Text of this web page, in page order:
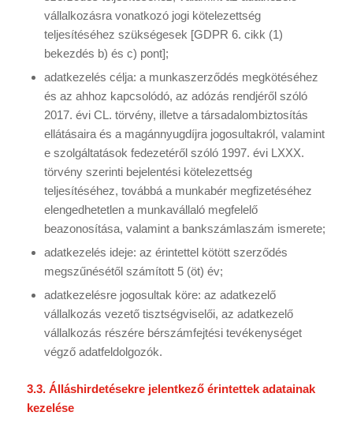
vállalkozásra vonatkozó jogi kötelezettség
teljesítéséhez szükségesek [GDPR 6. cikk (1)
bekezdés b) és c) pont];
adatkezelés célja: a munkaszerződés megkötéséhez
és az ahhoz kapcsolódó, az adózás rendjéről szóló
2017. évi CL. törvény, illetve a társadalombiztosítás
ellátásaira és a magánnyugdíjra jogosultakról, valamint
e szolgáltatások fedezetéről szóló 1997. évi LXXX.
törvény szerinti bejelentési kötelezettség
teljesítéséhez, továbbá a munkabér megfizetéséhez
elengedhetetlen a munkavállaló megfelelő
beazonosítása, valamint a bankszámlaszám ismerete;
adatkezelés ideje: az érintettel kötött szerződés
megszűnésétől számított 5 (öt) év;
adatkezelésre jogosultak köre: az adatkezelő
vállalkozás vezető tisztségviselői, az adatkezelő
vállalkozás részére bérszámfejtési tevékenységet
végző adatfeldolgozók.
3.3. Álláshirdetésekre jelentkező érintettek adatainak
kezelése